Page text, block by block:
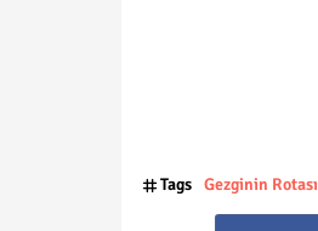
Tags Gezginin Rotası